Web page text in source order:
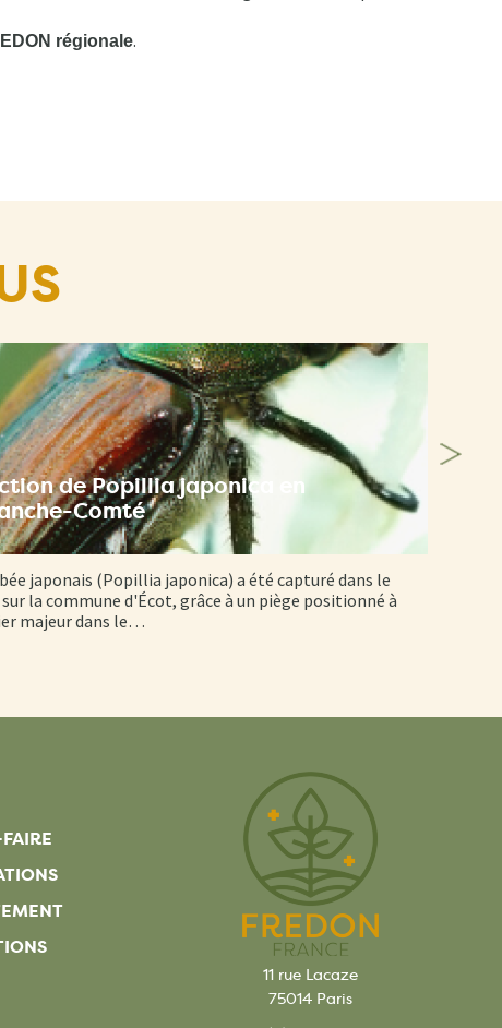
régionale.
de Popillia japonica en
Comté
japonais (Popillia japonica) a été capturé dans le
la commune d'Écot, grâce à un piège positionné à
majeur dans le…
11 rue Lacaze
75014 Paris